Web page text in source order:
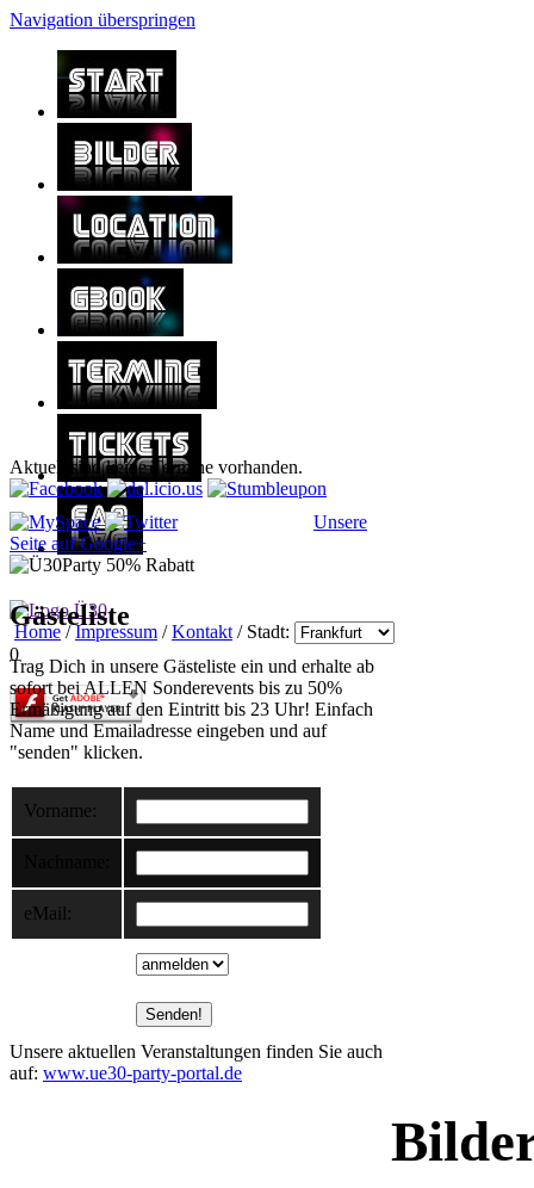
Navigation überspringen
Home/Impressum /Kontakt / Stadt:
0
Aktuell sind keine Termine vorhanden.
Unsere
Seite auf Google+
Gästeliste
Trag Dich in unsere Gästeliste ein und erhalte ab
sofort bei ALLEN Sonderevents bis zu 50%
Ermäßigung auf den Eintritt bis 23 Uhr! Einfach
Name und Emailadresse eingeben und auf
"senden" klicken.
Vorname:
eMail:
Unsere aktuellen Veranstaltungen finden Sie auch
auf: www.ue30-party-portal.de